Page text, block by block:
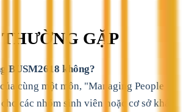
GẶP
BUSM2618 không?
cùng một môn, "Managing People
các nhóm sinh viên hoặc cơ sở khác